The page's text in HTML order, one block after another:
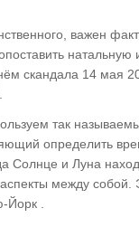
важен
натальную
скандала 14 мая
так
определить
Солнце и Луна
между собой.
.